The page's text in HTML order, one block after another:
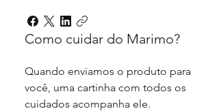
Como cuidar do Marimo?
Quando enviamos o produto para
você, uma cartinha com todos os
cuidados acompanha ele.